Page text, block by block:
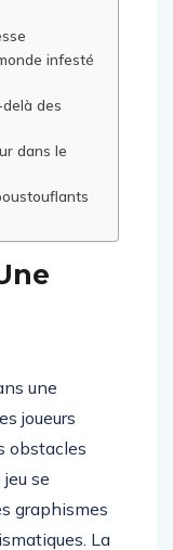
aux trésors
infesté
des
dans le
une
joueurs
se
graphismes